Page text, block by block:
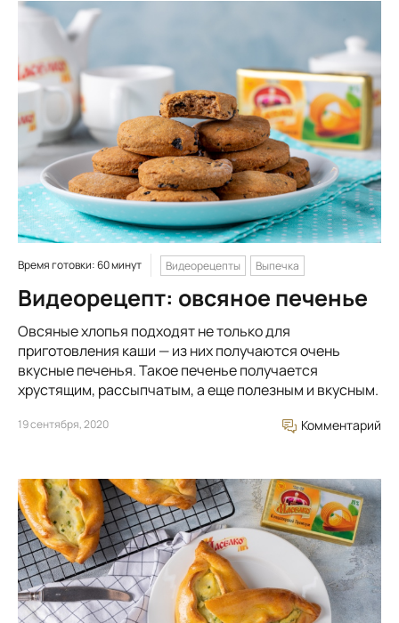
Время готовки: 60 минут Видеорецепты Выпечка
Видеорецепт: овсяное печенье
Овсяные хлопья подходят не только для
приготовления каши — из них получаются очень
вкусные печенья. Такое печенье получается
хрустящим, рассыпчатым, а еще полезным и вкусным.
19 сентября, 2020 Комментарий